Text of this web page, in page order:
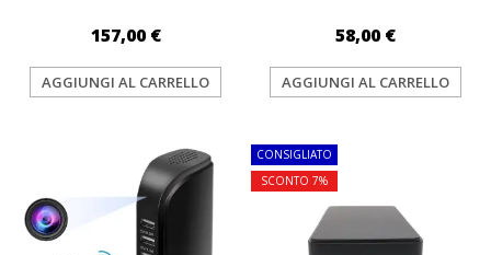
157,00 €
AGGIUNGI AL CARRELLO
58,00 €
AGGIUNGI AL CARRELLO
CONSIGLIATO
SCONTO 7%